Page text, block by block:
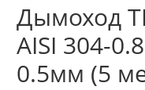
Дымоход
AISI 304-
0.5мм (5